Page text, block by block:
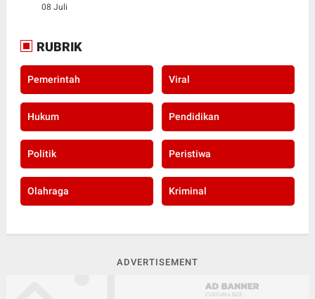
08 Juli
RUBRIK
Pemerintah Viral
Hukum Pendidikan
Politik Peristiwa
Olahraga Kriminal
ADVERTISEMENT